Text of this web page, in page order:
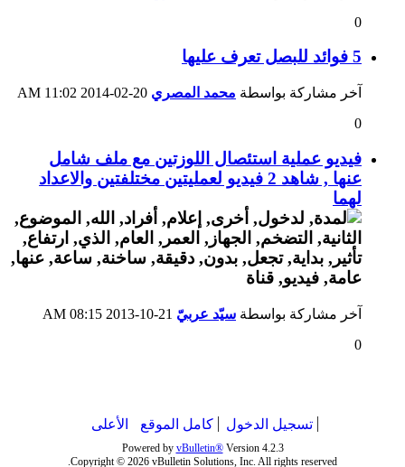
0
5 فوائد للبصل تعرف عليها
آخر مشاركة بواسطة محمد المصري
11:02 AM
0
فيديو عملية استئصال اللوزتين مع ملف شامل
عنها , شاهد 2 فيديو لعمليتين مختلفتين والاعداد
لهما
آخر مشاركة بواسطة سيّد عربيّ
08:15 AM
0
تسجيل الدخول كامل الموقع الأعلى
Powered by vBulletin®Version 4.2.3
Copyright © 2026 vBulletin Solutions, Inc. All rights reserved.